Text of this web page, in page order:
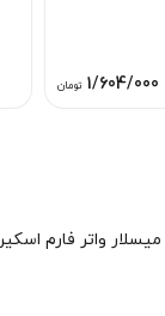
1/604/000 تومان
میسلار واتر فارم